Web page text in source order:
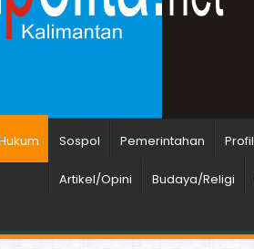
Sospol Pemerintahan Profil
Artikel/Opini Budaya/Religi